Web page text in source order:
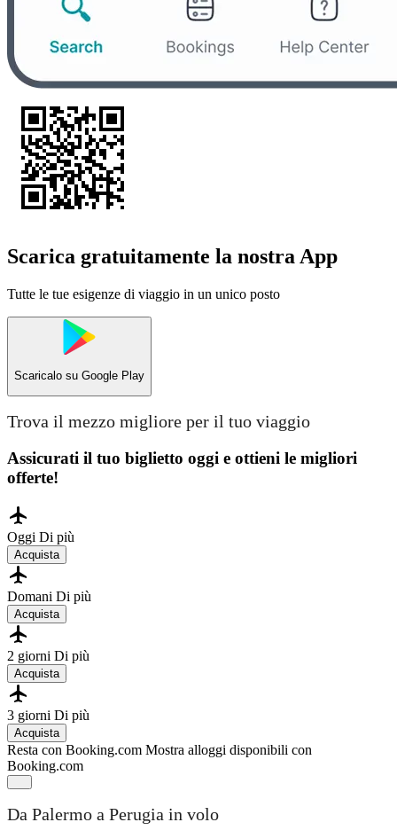
Scarica gratuitamente la nostra App
Tutte le tue esigenze di viaggio in un unico posto
Scaricalo su Google Play
Trova il mezzo migliore per il tuo viaggio
Assicurati il ​​tuo biglietto oggi e ottieni le migliori
offerte!
Oggi Di più
Acquista
Domani Di più
Acquista
2 giorni Di più
Acquista
3 giorni Di più
Acquista
Resta con Booking.com Mostra alloggi disponibili con
Booking.com
Da Palermo a Perugia in volo